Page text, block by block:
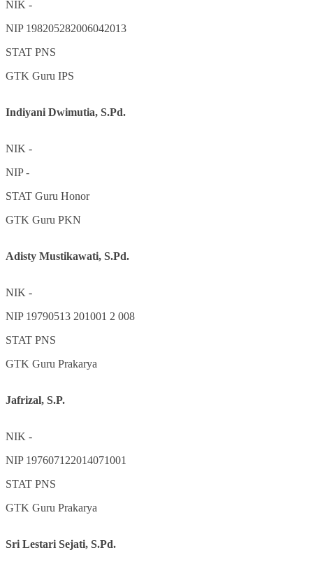
NIK -
NIP 198205282006042013
STAT PNS
GTK Guru IPS
Indiyani Dwimutia, S.Pd.
NIK -
NIP-
STAT Guru Honor
GTK Guru PKN
Adisty Mustikawati, S.Pd.
NIK -
NIP 19790513 201001 2 008
STAT PNS
GTK Guru Prakarya
Jafrizal, S.P.
NIK -
NIP 197607122014071001
STAT PNS
GTK Guru Prakarya
Sri Lestari Sejati, S.Pd.